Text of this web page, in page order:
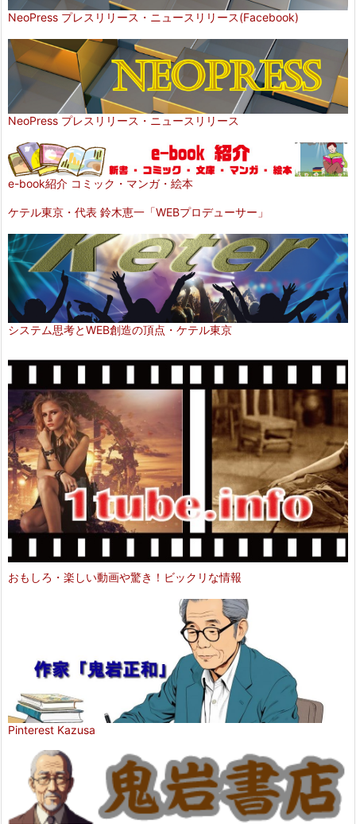
NeoPress プレスリリース・ニュースリリース(Facebook)
NeoPress プレスリリース・ニュースリリース
e-book紹介 コミック・マンガ・絵本
ケテル東京・代表 鈴木恵一「WEBプロデューサー」
システム思考とWEB創造の頂点・ケテル東京
おもしろ・楽しい動画や驚き！ビックリな情報
Pinterest Kazusa